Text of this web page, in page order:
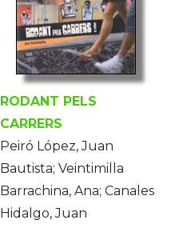
RODANT PELS
CARRERS
Peiró López, Juan
Bautista; Veintimilla
Barrachina, Ana; Canales
Hidalgo, Juan